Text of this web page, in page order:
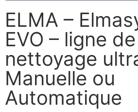
ELMA –
EVO – ligne de
nettoyage
Manuelle ou
Automatique